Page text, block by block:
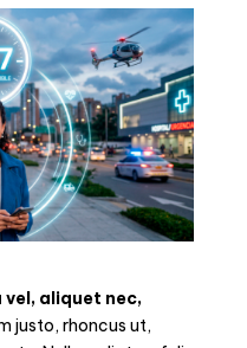
aliquet nec,
justo, rhoncus ut,